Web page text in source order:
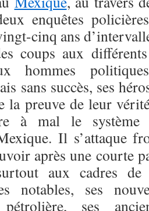
enquêtes
cinq ans
coups aux
hommes
sans succès, ses
la preuve de leur
à mal le système
. Il s’attaque
après une courte
aux cadres
notables, ses
pétrolière, ses